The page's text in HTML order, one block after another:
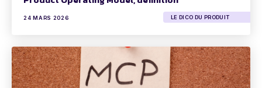
24 MARS 2026 LE DICO DU PRODUIT